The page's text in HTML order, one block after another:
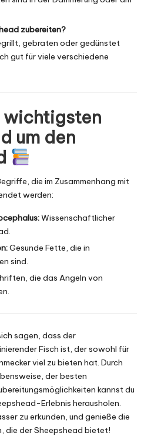
zubereiten?
gebraten oder gedünstet
gut für viele verschiedene
wichtigsten
um den
die im Zusammenhang mit
werden:
Wissenschaftlicher
Gesunde Fette, die in
sind.
die das Angeln von
sagen, dass der
Fisch ist, der sowohl für
viel zu bieten hat. Durch
der besten
kannst du
Erlebnis herausholen.
zu erkunden, und genieße die
die der Sheepshead bietet!